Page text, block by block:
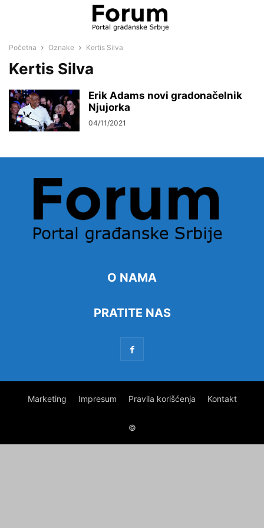
Početna Oznake Kertis Silva
Kertis Silva
Erik Adams novi gradonačelnik
Njujorka
04/11/2021
O NAMA
PRATITE NAS
Marketing Impresum Pravila korišćenja Kontakt
©